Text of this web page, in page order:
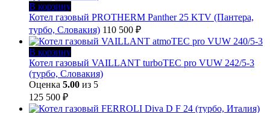
В корзину
Котел газовый PROTHERM Panther 25 KTV (Пантера,
турбо, Словакия) 110 500 ₽
В корзину
Котел газовый VAILLANT turboTEC pro VUW 242/5-3
(турбо, Словакия)
Оценка 5.00 из 5
125 500 ₽